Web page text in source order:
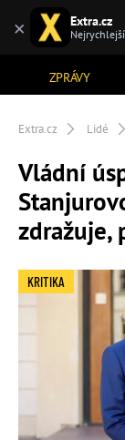
ZPRÁVY
Extra.cz Lidé
Vládní
zdražuje,
KRITIKA
× Extra.cz